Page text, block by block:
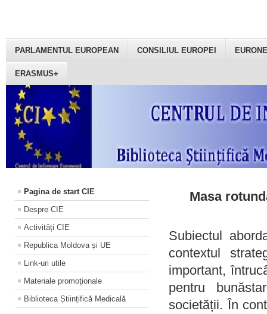
PARLAMENTUL EUROPEAN CONSILIUL EUROPEI
ERASMUS+
Pagina de start CIE
Despre CIE
Activități CIE
Republica Moldova și UE
Link-uri utile
Materiale promoţionale
Biblioteca Științifică Medicală
Masa
Subiectul
contextul
important,
pentru
societății. În